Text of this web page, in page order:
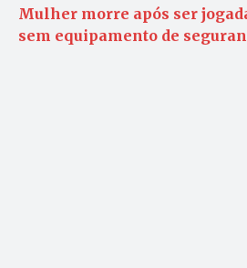
Mulher morre após ser
sem equipamento de